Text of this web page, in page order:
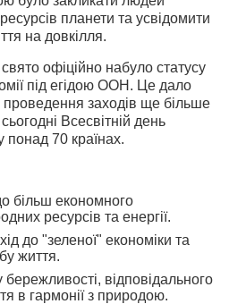
планети та усвідомити
на довкілля.
офіційно набуло статусу
під егідою ООН. Це дало
проведення заходів ще більше
Всесвітній день
понад 70 країнах.
більш економного
ресурсів та енергії.
до "зеленої" економіки та
життя.
бережливості, відповідального
в гармонії з природою.